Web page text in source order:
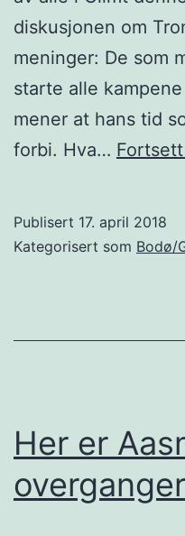
diskusjonen om
meninger: De som
starte alle
mener at hans tid
forbi. Hva…
Publisert 17. april 2018
Kategorisert som Bodø/
Her er
overganger